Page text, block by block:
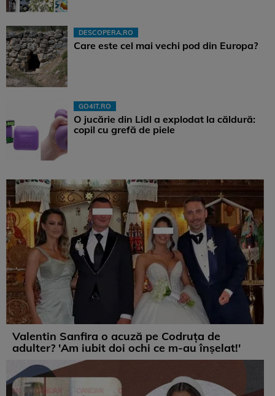
DESCOPERA.RO
Care este cel mai vechi pod din Europa?
GO4IT.RO
O jucărie din Lidl a explodat la căldură:
copil cu grefă de piele
Valentin Sanfira o acuză pe Codruța de
adulter? 'Am iubit doi ochi ce m-au înșelat!'